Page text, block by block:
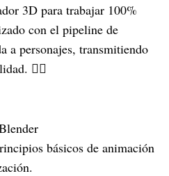
3D para trabajar 100%
con el pipeline de
a personajes, transmitiendo
🤸‍♂️
básicos de animación